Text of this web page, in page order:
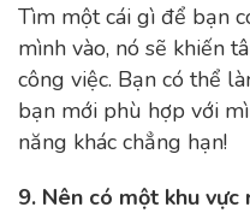
Tìm một cái gì để bạn
mình vào, nó sẽ khiến
công việc. Bạn có thể
bạn mới phù hợp với
năng khác chẳng hạn!
9. Nên có một khu